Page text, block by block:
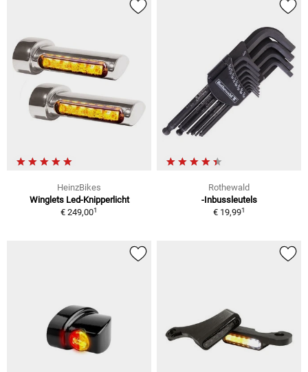
HeinzBikes
Winglets Led-Knipperlicht
€ 249,001
Rothewald
-Inbussleutels
€ 19,991